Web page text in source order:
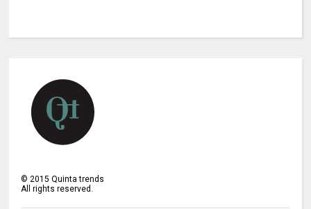
© 2015 Quinta trends
All rights reserved.